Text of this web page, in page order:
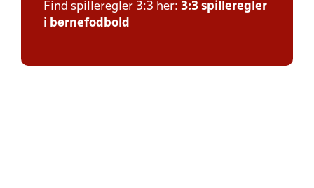
Find spilleregler 3:3 her: 3:3 spilleregler
i børnefodbold